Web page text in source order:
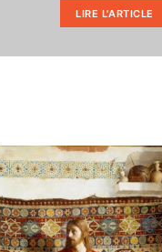
LIRE L'ARTICLE